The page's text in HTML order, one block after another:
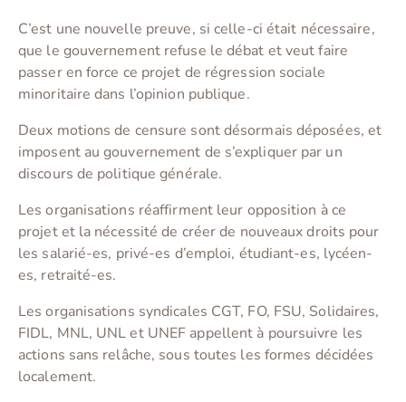
C’est une nouvelle preuve, si celle-ci était nécessaire,
que le gouvernement refuse le débat et veut faire
passer en force ce projet de régression sociale
minoritaire dans l’opinion publique.
Deux motions de censure sont désormais déposées, et
imposent au gouvernement de s’expliquer par un
discours de politique générale.
Les organisations réaffirment leur opposition à ce
projet et la nécessité de créer de nouveaux droits pour
les salarié-es, privé-es d’emploi, étudiant-es, lycéen-
es, retraité-es.
Les organisations syndicales CGT, FO, FSU, Solidaires,
FIDL, MNL, UNL et UNEF appellent à poursuivre les
actions sans relâche, sous toutes les formes décidées
localement.